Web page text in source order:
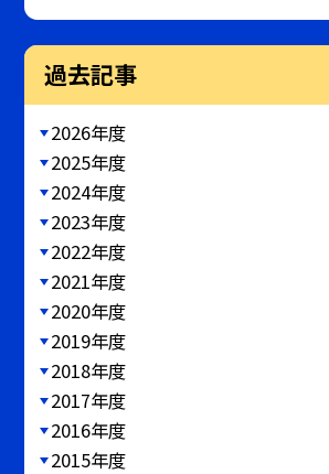
過去記事
2026年度
2025年度
2024年度
2023年度
2022年度
2021年度
2020年度
2019年度
2018年度
2017年度
2016年度
2015年度